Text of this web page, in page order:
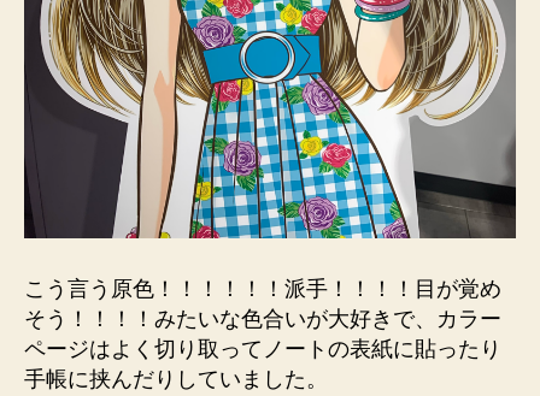
こう言う原色！！！！！！派手！！！！目が覚め
そう！！！！みたいな色合いが大好きで、カラー
ページはよく切り取ってノートの表紙に貼ったり
手帳に挟んだりしていました。